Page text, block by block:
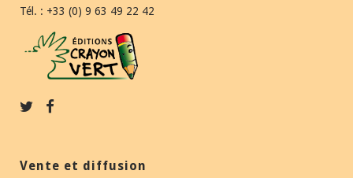
Tél. : +33 (0) 9 63 49 22 42
Vente et diffusion